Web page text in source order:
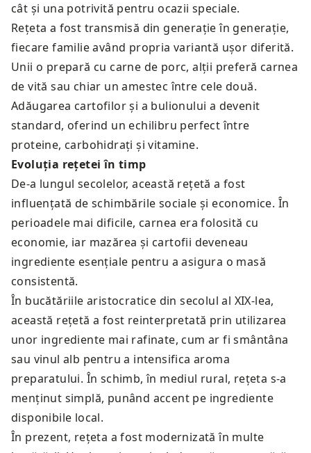
cât și una potrivită pentru ocazii speciale.
Rețeta a fost transmisă din generație în generație,
fiecare familie având propria variantă ușor diferită.
Unii o prepară cu carne de porc, alții preferă carnea
de vită sau chiar un amestec între cele două.
Adăugarea cartofilor și a bulionului a devenit
standard, oferind un echilibru perfect între
proteine, carbohidrați și vitamine.
Evoluția rețetei în timp
De-a lungul secolelor, această rețetă a fost
influențată de schimbările sociale și economice. În
perioadele mai dificile, carnea era folosită cu
economie, iar mazărea și cartofii deveneau
ingrediente esențiale pentru a asigura o masă
consistentă.
În bucătăriile aristocratice din secolul al XIX-lea,
această rețetă a fost reinterpretată prin utilizarea
unor ingrediente mai rafinate, cum ar fi smântâna
sau vinul alb pentru a intensifica aroma
preparatului. În schimb, în mediul rural, rețeta s-a
menținut simplă, punând accent pe ingrediente
disponibile local.
În prezent, rețeta a fost modernizată în multe